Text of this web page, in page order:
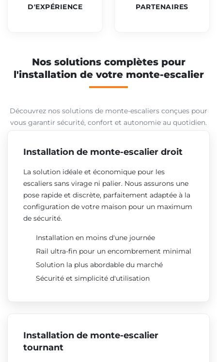
D'EXPÉRIENCE
PARTENAIRES
Nos solutions complètes pour
l'installation de votre monte-escalier
Découvrez nos solutions de monte-escaliers conçues pour
vous garantir sécurité, confort et autonomie au quotidien.
Installation de monte-escalier droit
La solution idéale et économique pour les
escaliers sans virage ni palier. Nous assurons une
pose rapide et discrète, parfaitement adaptée à la
configuration de votre maison pour un maximum
de sécurité.
Installation en moins d'une journée
Rail ultra-fin pour un encombrement minimal
Solution la plus abordable du marché
Sécurité et simplicité d'utilisation
Installation de monte-escalier
tournant